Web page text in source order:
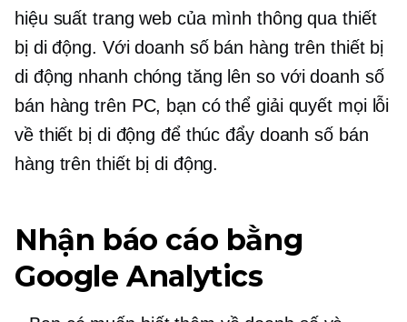
hiệu suất trang web của mình thông qua thiết
bị di động. Với doanh số bán hàng trên thiết bị
di động nhanh chóng tăng lên so với doanh số
bán hàng trên PC, bạn có thể giải quyết mọi lỗi
về thiết bị di động để thúc đẩy doanh số bán
hàng trên thiết bị di động.
Nhận báo cáo bằng
Google Analytics